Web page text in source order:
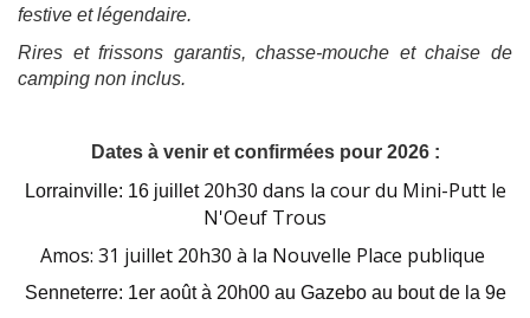
festive et légendaire.
Rires et frissons garantis, chasse-mouche et chaise de
camping non inclus.
Dates à venir et confirmées pour 2026 :
Lorrainville: 16 juillet 20h30 dans la cour du Mini-Putt le
N'Oeuf Trous
Amos: 31 juillet 20h30 à la Nouvelle Place publique
Senneterre: 1er août à 20h00 au Gazebo au bout de la 9e